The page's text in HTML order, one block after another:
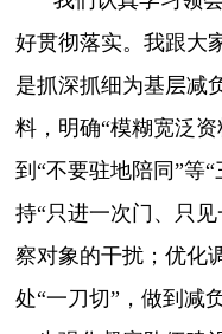
好贯彻落实。我跟大
是抓深抓细为基层减
料，明确“模糊宽泛
到“不要驻地陪同”等
持“只进一次门、只
察对象的干扰；优化
处“一刀切”，做到减